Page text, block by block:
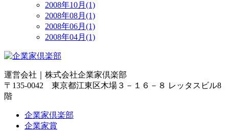
2008年10月(1)
2008年08月(1)
2008年06月(1)
2008年04月(1)
運営会社｜ 株式会社企業家倶楽部
〒135-0042 東京都江東区木場３－１６－８ レッタスビル8
階
企業家倶楽部
企業家賞